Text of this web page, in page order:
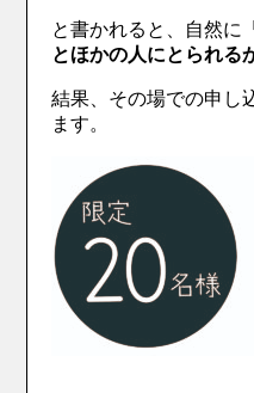
と書かれると、自然に
とほかの人にとられる
結果、その場での申し
ます。